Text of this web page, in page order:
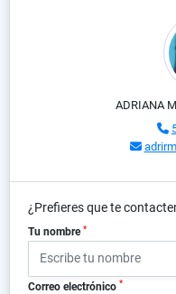
ADRIANA
¿Prefieres que te
Tu nombre *
Correo electrónico *